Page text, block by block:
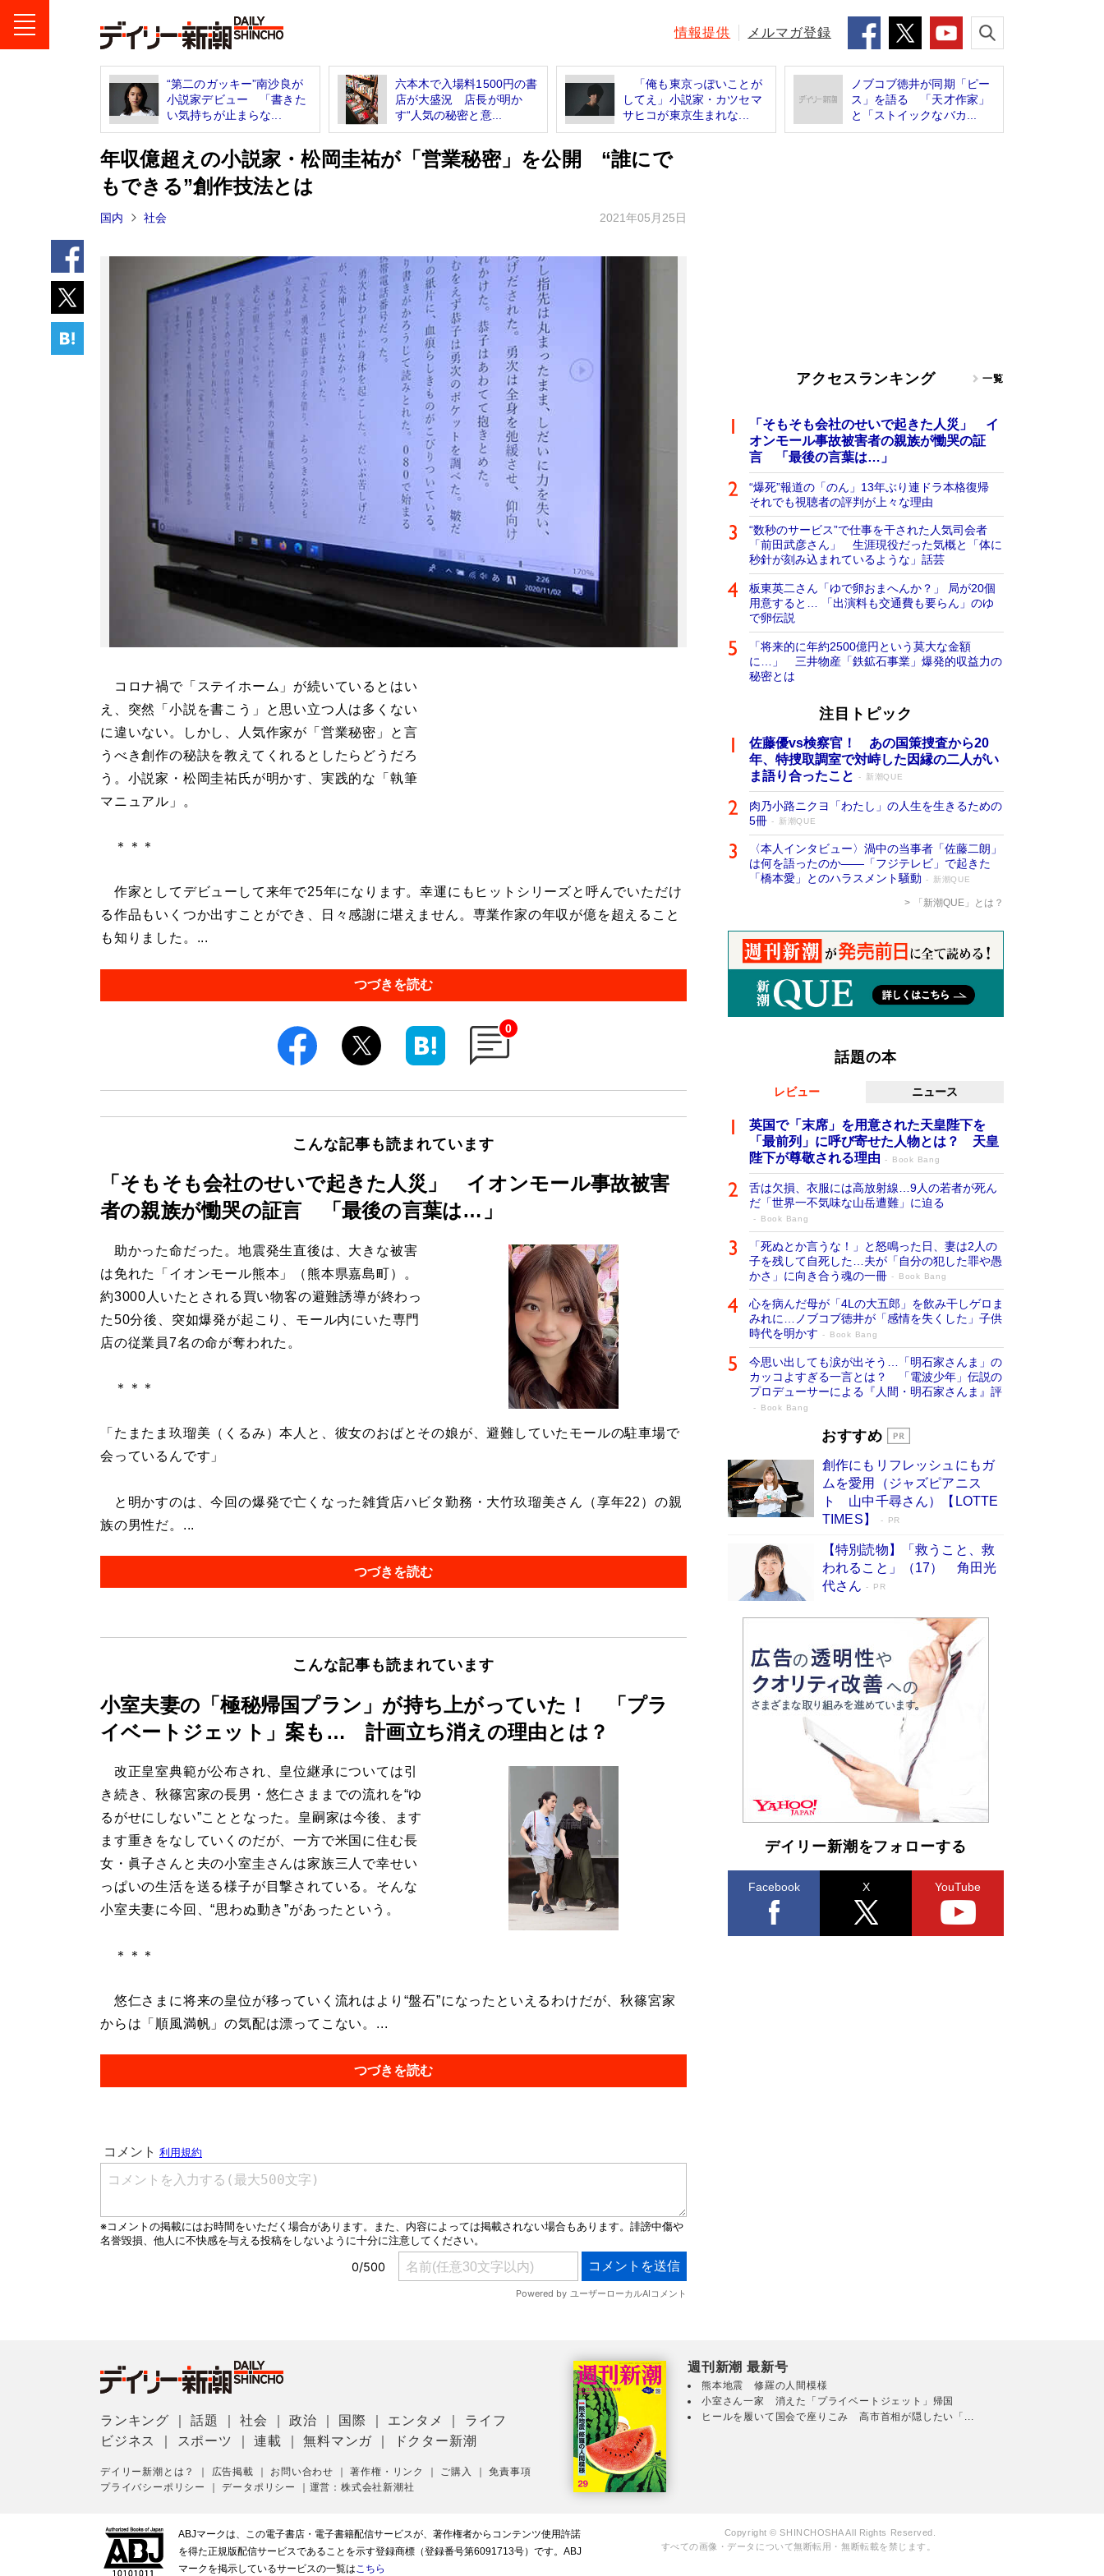
情報提供 メルマガ登録
“第二のガッキー”南沙良が
小説家デビュー 「書きた
い気持ちが止まらな...
六本木で入場料1500円の書
店が大盛況 店長が明か
す“人気の秘密と意...
「俺も東京っぽいことが
してえ」小説家・カツセマ
サヒコが東京生まれな...
ノブコブ徳井が同期「ピー
ス」を語る 「天才作家」
と「ストイックなバカ...
年収億超えの小説家・松岡圭祐が「営業秘密」を公開 “誰にで
もできる”創作技法とは
国内 社会 2021年05月25日
コロナ禍で「ステイホーム」が続いているとはい
え、突然「小説を書こう」と思い立つ人は多くない
に違いない。しかし、人気作家が「営業秘密」と言
うべき創作の秘訣を教えてくれるとしたらどうだろ
う。小説家・松岡圭祐氏が明かす、実践的な「執筆
マニュアル」。
＊＊＊
作家としてデビューして来年で25年になります。幸運にもヒットシリーズと呼んでいただけ
る作品もいくつか出すことができ、日々感謝に堪えません。専業作家の年収が億を超えること
も知りました。...
つづきを読む
0
こんな記事も読まれています
「そもそも会社のせいで起きた人災」 イオンモール事故被害
者の親族が慟哭の証言 「最後の言葉は…」
助かった命だった。地震発生直後は、大きな被害
は免れた「イオンモール熊本」（熊本県嘉島町）。
約3000人いたとされる買い物客の避難誘導が終わっ
た50分後、突如爆発が起こり、モール内にいた専門
店の従業員7名の命が奪われた。
＊＊＊
「たまたま玖瑠美（くるみ）本人と、彼女のおばとその娘が、避難していたモールの駐車場で
会っているんです」
と明かすのは、今回の爆発で亡くなった雑貨店ハビタ勤務・大竹玖瑠美さん（享年22）の親
族の男性だ。...
つづきを読む
こんな記事も読まれています
小室夫妻の「極秘帰国プラン」が持ち上がっていた！ 「プラ
イベートジェット」案も… 計画立ち消えの理由とは？
改正皇室典範が公布され、皇位継承については引
き続き、秋篠宮家の長男・悠仁さままでの流れを“ゆ
るがせにしない”こととなった。皇嗣家は今後、ます
ます重きをなしていくのだが、一方で米国に住む長
女・眞子さんと夫の小室圭さんは家族三人で幸せい
っぱいの生活を送る様子が目撃されている。そんな
小室夫妻に今回、“思わぬ動き”があったという。
＊＊＊
悠仁さまに将来の皇位が移っていく流れはより“盤石”になったといえるわけだが、秋篠宮家
からは「順風満帆」の気配は漂ってこない。...
つづきを読む
アクセスランキング 一覧
「そもそも会社のせいで起きた人災」 イ
オンモール事故被害者の親族が慟哭の証
言 「最後の言葉は…」
“爆死”報道の「のん」13年ぶり連ドラ本格復帰
それでも視聴者の評判が上々な理由
“数秒のサービス”で仕事を干された人気司会者
「前田武彦さん」 生涯現役だった気概と「体に
秒針が刻み込まれているような」話芸
板東英二さん「ゆで卵おまへんか？」 局が20個
用意すると… 「出演料も交通費も要らん」のゆ
で卵伝説
「将来的に年約2500億円という莫大な金額
に…」 三井物産「鉄鉱石事業」爆発的収益力の
秘密とは
注目トピック
佐藤優vs検察官！ あの国策捜査から20
年、特捜取調室で対峙した因縁の二人がい
ま語り合ったこと
新潮QUE
肉乃小路ニクヨ「わたし」の人生を生きるための
5冊
新潮QUE
〈本人インタビュー〉渦中の当事者「佐藤二朗」
は何を語ったのか――「フジテレビ」で起きた
「橋本愛」とのハラスメント騒動
新潮QUE
「新潮QUE」とは？
話題の本
レビュー ニュース
英国で「末席」を用意された天皇陛下を
「最前列」に呼び寄せた人物とは？ 天皇
陛下が尊敬される理由
Book Bang
舌は欠損、衣服には高放射線…9人の若者が死ん
だ「世界一不気味な山岳遭難」に迫る
Book Bang
「死ぬとか言うな！」と怒鳴った日、妻は2人の
子を残して自死した…夫が「自分の犯した罪や愚
かさ」に向き合う魂の一冊
Book Bang
心を病んだ母が「4Lの大五郎」を飲み干しゲロま
みれに…ノブコブ徳井が「感情を失くした」子供
時代を明かす
Book Bang
今思い出しても涙が出そう…「明石家さんま」の
カッコよすぎる一言とは？ 「電波少年」伝説の
プロデューサーによる『人間・明石家さんま』評
Book Bang
「宇宙兄弟」最終46巻がベストセラー1
物語に幕 特装版には「宇宙で描かれたマ
ンガ」も収録
Book Bang
美輪明宏 晩年の回答を集めた『ほほえんで生き
るための人生相談』がランクイン［エンターテイ
メントベストセラー］
Book Bang
「『火垂るの墓』は、大嘘である」原作者が抱き
続けた“自責の念”とは…「自己憐憫は描きたくな
い」監督が徹底的にこだわったこと（後編） #
戦争の記憶
Book Bang
皇室はなぜ世界から尊敬されているのか？ 「天
皇陛下はお元気でおられるか」がサウジ国王の第
一声になる理由
Book Bang
東野圭吾、伊坂幸太郎の人気シリーズ最新作どち
らも文庫化 映画化された直木賞受賞作もランク
イン［文庫ベストセラー］
Book Bang
おすすめ
創作にもリフレッシュにもガ
ムを愛用（ジャズピアニス
ト 山中千尋さん）【LOTTE
TIMES】
PR
【特別読物】「救うこと、救
われること」（17） 角田光
代さん
PR
デイリー新潮をフォローする
Facebook X YouTube
ランキング ｜話題 ｜社会 ｜政治 国際 エンタメ
ライフ
ビジネス
スポーツ ｜連載 ｜無料マンガ ドクター新潮
デイリー新潮とは？ 広告掲載 お問い合わせ ｜著作権・リンク ご購入 ｜免責事項
プライバシーポリシー
｜データポリシー 運営：株式会社新潮社
週刊新潮 最新号
熊本地震 修羅の人間模様
小室さん一家 消えた「プライベートジェット」帰国
ヒールを履いて国会で座りこみ 高市首相が隠したい「...
ABJマークは、この電子書店・電子書籍配信サービスが、著作権者からコンテンツ使用許諾
を得た正規版配信サービスであることを示す登録商標（登録番号第6091713号）です。ABJ
マークを掲示しているサービスの一覧は こちら
Copyright © SHINCHOSHA All Rights Reserved.
すべての画像・データについて無断転用・無断転載を禁じます。